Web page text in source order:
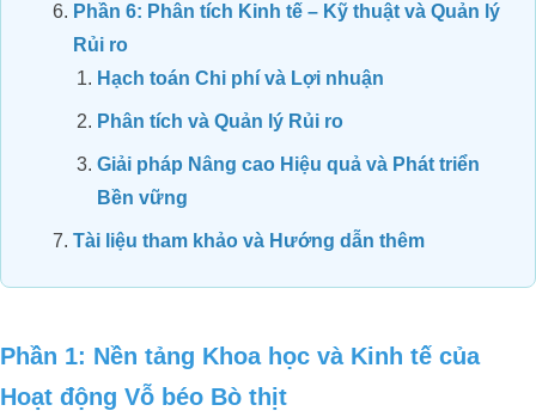
Phần 6: Phân tích Kinh tế – Kỹ thuật và Quản lý
Rủi ro
Hạch toán Chi phí và Lợi nhuận
Phân tích và Quản lý Rủi ro
Giải pháp Nâng cao Hiệu quả và Phát triển
Bền vững
Tài liệu tham khảo và Hướng dẫn thêm
Phần 1: Nền tảng Khoa học và Kinh tế của
Hoạt động Vỗ béo Bò thịt